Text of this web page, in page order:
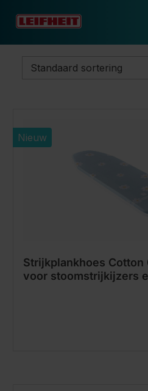
Ga naar de hoofdinhoud
Nieuw
Strijkplankhoes Cotton
voor stoomstrijkijzers